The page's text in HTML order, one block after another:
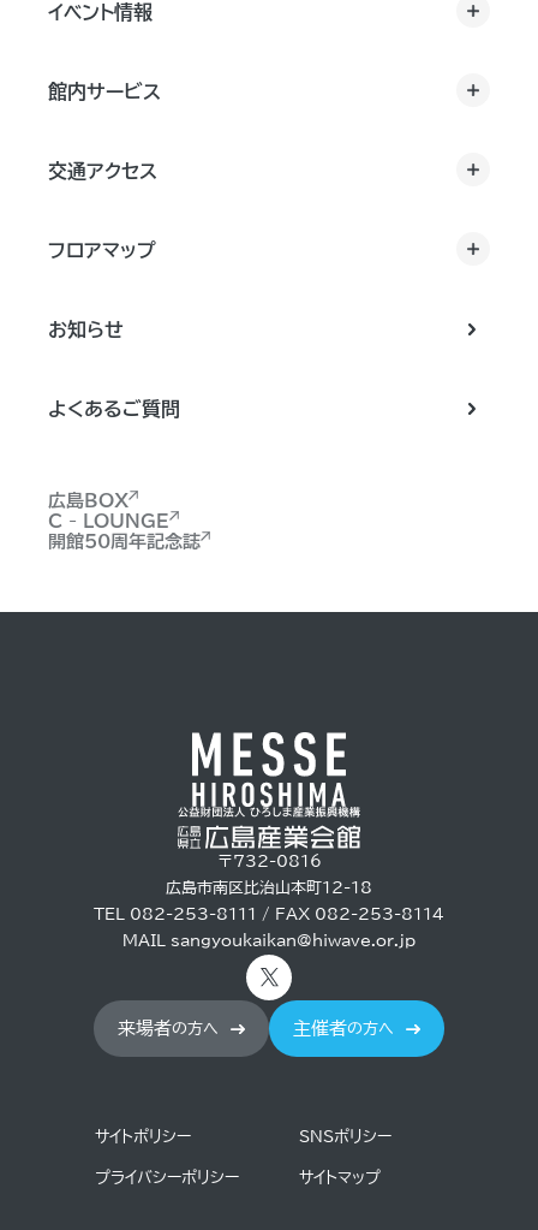
イベント情報
館内サービス
交通アクセス
フロアマップ
お知らせ
よくあるご質問
広島BOX
C - LOUNGE
開館50周年記念誌
〒732-0816
広島市南区比治山本町12-18
TEL 082-253-8111 / FAX 082-253-8114
MAIL sangyoukaikan@hiwave.or.jp
来場者の方へ 主催者の方へ
サイトポリシー SNSポリシー
プライバシーポリシー サイトマップ